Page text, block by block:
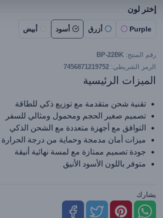
إختر لون
Purple أزرق أسود أبيض
رقم المنتج: BP-22BK
الرمز الشريطي: 7456871219752
الميزات الرئيسية
تقنية شحن متقدمة مع توزيع ذكي للطاقة
تصميم صغير الحجم ومحمول ومثالي للسفر
التوافق مع أجهزة متعددة مع الشحن الذكي
ميزات أمان مدمجة وحماية من درجة الحرارة
جودة تصميم ممتازة مع لمسة نهائية أنيقة
متوفر باللون الأسود الأنيق
يشارك